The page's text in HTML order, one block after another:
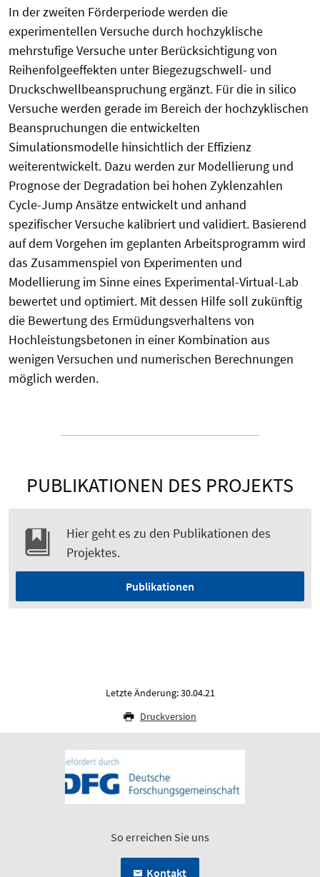
In der zweiten Förderperiode werden die
experimentellen Versuche durch hochzyklische
mehrstufige Versuche unter Berücksichtigung von
Reihenfolgeeffekten unter Biegezugschwell- und
Druckschwellbeanspruchung ergänzt. Für die in silico
Versuche werden gerade im Bereich der hochzyklischen
Beanspruchungen die entwickelten
Simulationsmodelle hinsichtlich der Effizienz
weiterentwickelt. Dazu werden zur Modellierung und
Prognose der Degradation bei hohen Zyklenzahlen
Cycle-Jump Ansätze entwickelt und anhand
spezifischer Versuche kalibriert und validiert. Basierend
auf dem Vorgehen im geplanten Arbeitsprogramm wird
das Zusammenspiel von Experimenten und
Modellierung im Sinne eines Experimental-Virtual-Lab
bewertet und optimiert. Mit dessen Hilfe soll zukünftig
die Bewertung des Ermüdungsverhaltens von
Hochleistungsbetonen in einer Kombination aus
wenigen Versuchen und numerischen Berechnungen
möglich werden.
PUBLIKATIONEN DES PROJEKTS
Hier geht es zu den Publikationen des
Projektes.
Publikationen
Letzte Änderung: 30.04.21
Druckversion
So erreichen Sie uns
Kontakt